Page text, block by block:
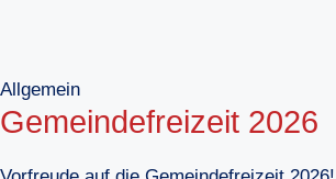
Allgemein
Gemeindefreizeit 2026